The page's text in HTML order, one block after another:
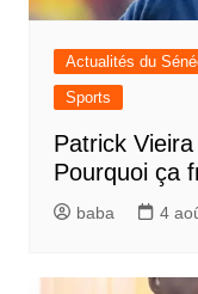
Actualités du
Sports
Patrick
Pourquoi ça
baba 4